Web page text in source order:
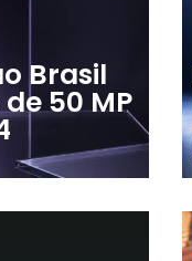
Brasil
50 MP